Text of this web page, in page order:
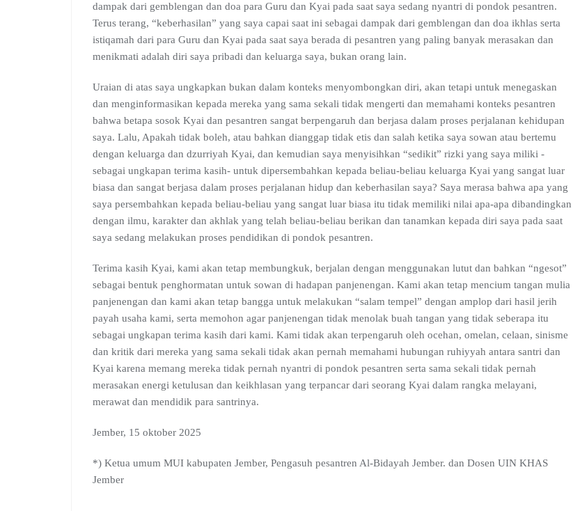
dampak dari gemblengan dan doa para Guru dan Kyai pada saat saya sedang nyantri di pondok pesantren.
Terus terang, “keberhasilan” yang saya capai saat ini sebagai dampak dari gemblengan dan doa ikhlas serta
istiqamah dari para Guru dan Kyai pada saat saya berada di pesantren yang paling banyak merasakan dan
menikmati adalah diri saya pribadi dan keluarga saya, bukan orang lain.
Uraian di atas saya ungkapkan bukan dalam konteks menyombongkan diri, akan tetapi untuk menegaskan
dan menginformasikan kepada mereka yang sama sekali tidak mengerti dan memahami konteks pesantren
bahwa betapa sosok Kyai dan pesantren sangat berpengaruh dan berjasa dalam proses perjalanan kehidupan
saya. Lalu, Apakah tidak boleh, atau bahkan dianggap tidak etis dan salah ketika saya sowan atau bertemu
dengan keluarga dan dzurriyah Kyai, dan kemudian saya menyisihkan “sedikit” rizki yang saya miliki -
sebagai ungkapan terima kasih- untuk dipersembahkan kepada beliau-beliau keluarga Kyai yang sangat luar
biasa dan sangat berjasa dalam proses perjalanan hidup dan keberhasilan saya? Saya merasa bahwa apa yang
saya persembahkan kepada beliau-beliau yang sangat luar biasa itu tidak memiliki nilai apa-apa dibandingkan
dengan ilmu, karakter dan akhlak yang telah beliau-beliau berikan dan tanamkan kepada diri saya pada saat
saya sedang melakukan proses pendidikan di pondok pesantren.
Terima kasih Kyai, kami akan tetap membungkuk, berjalan dengan menggunakan lutut dan bahkan “ngesot”
sebagai bentuk penghormatan untuk sowan di hadapan panjenengan. Kami akan tetap mencium tangan mulia
panjenengan dan kami akan tetap bangga untuk melakukan “salam tempel” dengan amplop dari hasil jerih
payah usaha kami, serta memohon agar panjenengan tidak menolak buah tangan yang tidak seberapa itu
sebagai ungkapan terima kasih dari kami. Kami tidak akan terpengaruh oleh ocehan, omelan, celaan, sinisme
dan kritik dari mereka yang sama sekali tidak akan pernah memahami hubungan ruhiyyah antara santri dan
Kyai karena memang mereka tidak pernah nyantri di pondok pesantren serta sama sekali tidak pernah
merasakan energi ketulusan dan keikhlasan yang terpancar dari seorang Kyai dalam rangka melayani,
merawat dan mendidik para santrinya.
Jember, 15 oktober 2025
*) Ketua umum MUI kabupaten Jember, Pengasuh pesantren Al-Bidayah Jember. dan Dosen UIN KHAS
Jember